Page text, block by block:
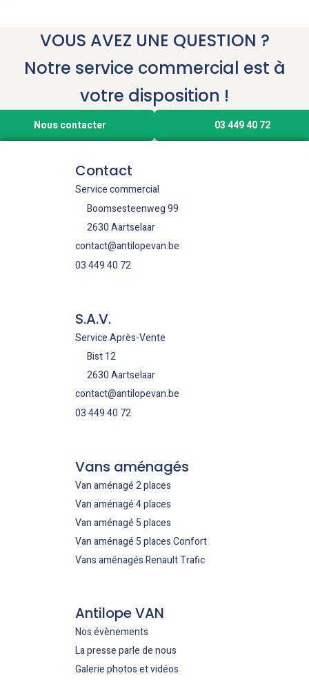
VOUS AVEZ UNE QUESTION ?
Notre service commercial est à
votre disposition !
Nous contacter 03 449 40 72
Contact
Service commercial
Boomsesteenweg 99
2630 Aartselaar
contact@antilopevan.be
03 449 40 72
S.A.V.
Service Après-Vente
Bist 12
2630 Aartselaar
contact@antilopevan.be
03 449 40 72
Vans aménagés
Van aménagé 2 places
Van aménagé 4 places
Van aménagé 5 places
Van aménagé 5 places Confort
Vans aménagés Renault Trafic
Antilope VAN
Nos évènements
La presse parle de nous
Galerie photos et vidéos